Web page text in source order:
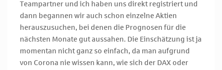
Teampartner und ich haben uns direkt registriert und
dann begannen wir auch schon einzelne Aktien
herauszusuchen, bei denen die Prognosen für die
nächsten Monate gut aussahen. Die Einschätzung ist ja
momentan nicht ganz so einfach, da man aufgrund
von Corona nie wissen kann, wie sich der DAX oder